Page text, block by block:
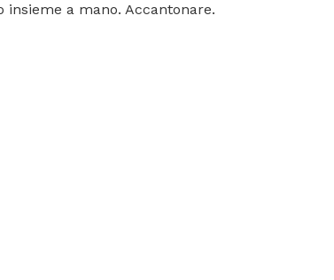
a mano. Accantonare.